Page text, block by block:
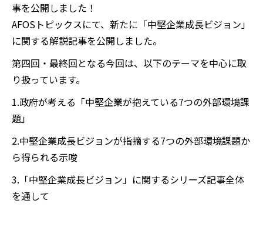
事を公開しました！
AFOSトピックスにて、新たに「中堅企業成長ビジョン」
に関する解説記事を公開しました。
第四回・最終回となる今回は、以下のテーマを中心に取
り扱っています。
1.政府が考える「中堅企業が抱えている7つの外部環境課
題」
2.中堅企業成長ビジョンが指摘する7つの外部環境課題か
ら得られる示唆
3.「中堅企業成長ビジョン」に関するシリーズ記事全体
を通して